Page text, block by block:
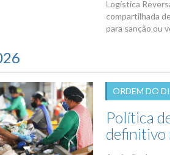
Logística
compartilhada
para sanção ou
ORDEM DO
Política
definitivo